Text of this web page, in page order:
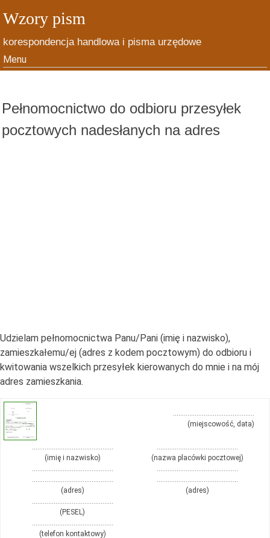
Wzory pism
korespondencja handlowa i pisma urzędowe
Menu
Skip to content
Pełnomocnictwo do odbioru przesyłek
pocztowych nadesłanych na adres
Udzielam pełnomocnictwa Panu/Pani (imię i nazwisko),
zamieszkałemu/ej (adres z kodem pocztowym) do odbioru i
kwitowania wszelkich przesyłek kierowanych do mnie i na mój
adres zamieszkania.
………………………………………
(miejscowość, data)
………………………………………
(imię i nazwisko)
………………………………………
………………………………………
(adres)
………………………………………
(PESEL)
………………………………………
(telefon kontaktowy)
………………………………………
(nazwa placówki pocztowej)
………………………………………
………………………………………
(adres)